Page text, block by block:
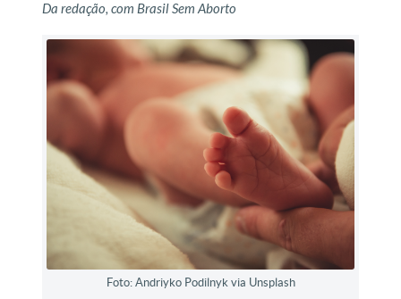
Da redação, com Brasil Sem Aborto
Foto: Andriyko Podilnyk via Unsplash